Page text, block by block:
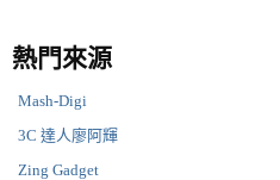
熱門來源
Mash-Digi
3C 達人廖阿輝
Zing Gadget